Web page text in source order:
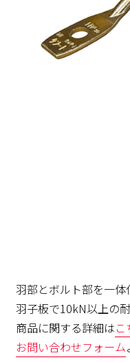
羽部とボルト部を一
羽子板で10kN以上の
商品に関する詳細はこ
お問い合わせフォーム